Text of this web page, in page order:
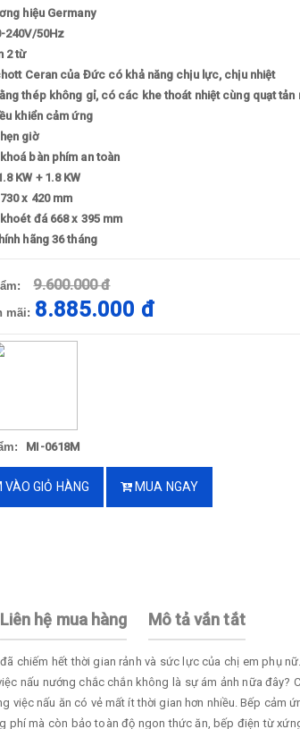
hiệu Germany
240V/50Hz
2 từ
Ceran của Đức có khả năng chịu lực, chịu nhiệt
thép không gỉ, có các khe thoát nhiệt cùng quạt tản
khiển cảm ứng
giờ
bàn phím an toàn
KW + 1.8 KW
x 420 mm
đá 668 x 395 mm
hãng 36 tháng
9.600.000 đ
mãi: 8.885.000 đ
MI-0618M
VÀO GIỎ HÀNG MUA NGAY
Liên hệ mua hàng Mô tả vắn tắt
chiếm hết thời gian rảnh và sức lực của chị em phụ
nấu nướng chắc chắn không là sự ám ảnh nữa
việc nấu ăn có vẻ mất ít thời gian hơn nhiều. Bếp
mà còn bảo toàn độ ngon thức ăn, bếp điện từ